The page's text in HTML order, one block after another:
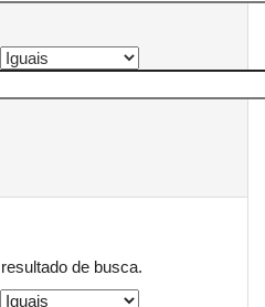
de busca.